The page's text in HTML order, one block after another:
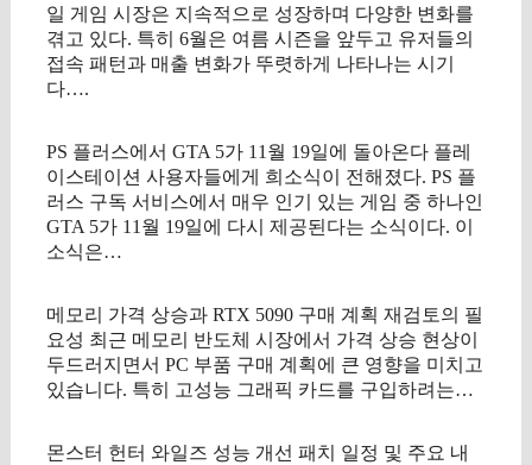
일 게임 시장은 지속적으로 성장하며 다양한 변화를
겪고 있다. 특히 6월은 여름 시즌을 앞두고 유저들의
접속 패턴과 매출 변화가 뚜렷하게 나타나는 시기
다….
PS 플러스에서 GTA 5가 11월 19일에 돌아온다 플레
이스테이션 사용자들에게 희소식이 전해졌다. PS 플
러스 구독 서비스에서 매우 인기 있는 게임 중 하나인
GTA 5가 11월 19일에 다시 제공된다는 소식이다. 이
소식은…
메모리 가격 상승과 RTX 5090 구매 계획 재검토의 필
요성 최근 메모리 반도체 시장에서 가격 상승 현상이
두드러지면서 PC 부품 구매 계획에 큰 영향을 미치고
있습니다. 특히 고성능 그래픽 카드를 구입하려는…
몬스터 헌터 와일즈 성능 개선 패치 일정 및 주요 내